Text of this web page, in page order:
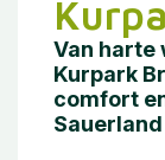
Van harte
Kurpark
comfort